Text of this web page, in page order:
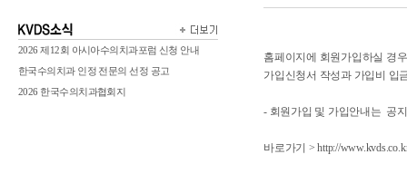
2026 제12회 아시아수의치과포럼 신청 안내
한국수의치과 인정 전문의 선정 공고
2026 한국수의치과협회지
홈페이지에 회원가입하실 경
가입신청서 작성과 가입비 입
- 회원가입 및 가입안내는 공
바로가기 >http://